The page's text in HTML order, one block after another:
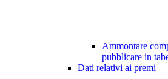
Ammontare
pubblicare in
Dati relativi ai premi